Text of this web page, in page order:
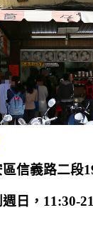
信義路二段
日，11:30-